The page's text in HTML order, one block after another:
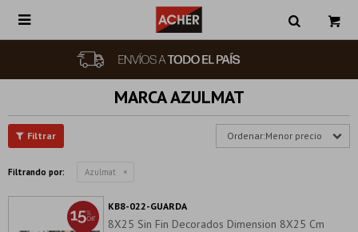

MARCA AZULMAT
Menor precio
Filtrando por: Azulmat
8X25 Sin Fin Decorados Dimension 8X25 Cm
KB8-022-GUARDA